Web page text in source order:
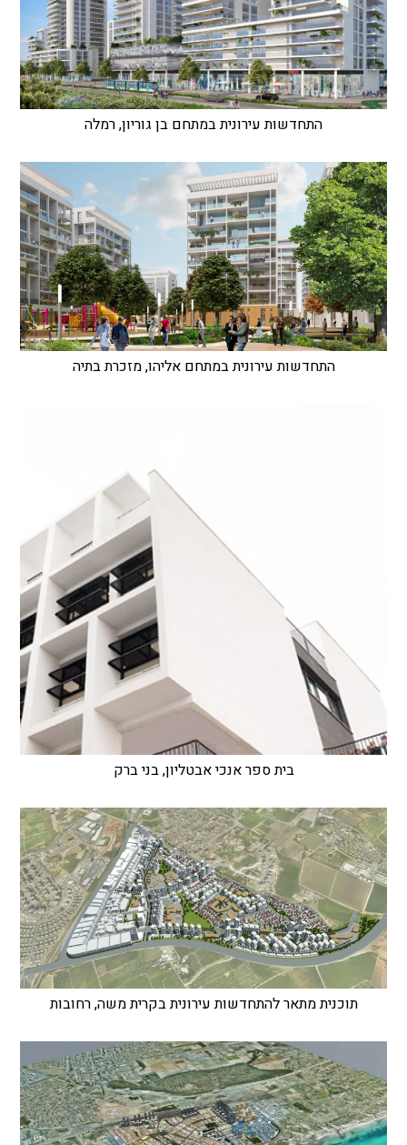
התחדשות עירונית במתחם בן גוריון, רמלה
התחדשות עירונית במתחם אליהו, מזכרת בתיה
בית ספר אנכי אבטליון, בני ברק
תוכנית מתאר להתחדשות עירונית בקרית משה, רחובות